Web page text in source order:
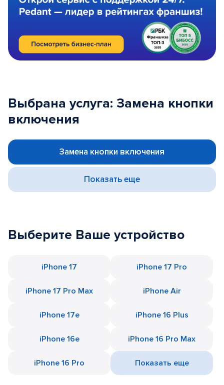
Выбрана услуга: Замена кнопки
включения
Замена кнопки включения
Показать еще
Выберите Ваше устройство
iPhone 17 iPhone 17 Pro
iPhone 17 Pro Max iPhone Air
iPhone 17e iPhone 16 Plus
iPhone 16e iPhone 16 Pro Max
iPhone 16 Pro Показать еще